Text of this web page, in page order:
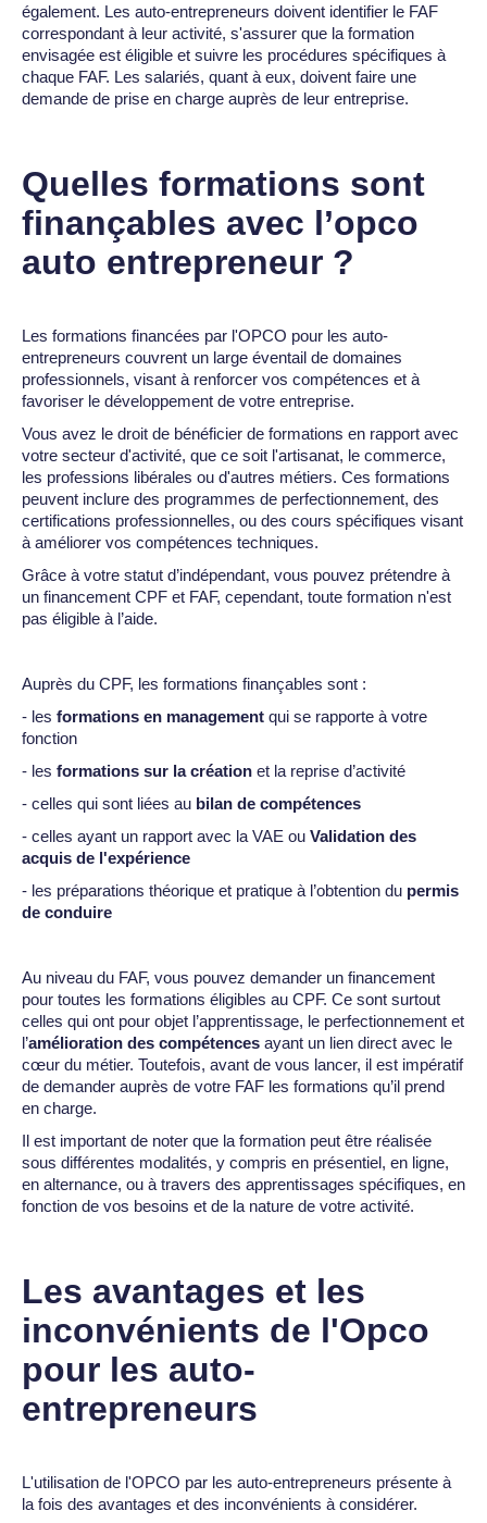
également. Les auto-entrepreneurs doivent identifier le FAF
correspondant à leur activité, s'assurer que la formation
envisagée est éligible et suivre les procédures spécifiques à
chaque FAF. Les salariés, quant à eux, doivent faire une
demande de prise en charge auprès de leur entreprise.
Quelles formations sont
finançables avec l’opco
auto entrepreneur ?
Les formations financées par l'OPCO pour les auto-
entrepreneurs couvrent un large éventail de domaines
professionnels, visant à renforcer vos compétences et à
favoriser le développement de votre entreprise.
Vous avez le droit de bénéficier de formations en rapport avec
votre secteur d'activité, que ce soit l'artisanat, le commerce,
les professions libérales ou d'autres métiers. Ces formations
peuvent inclure des programmes de perfectionnement, des
certifications professionnelles, ou des cours spécifiques visant
à améliorer vos compétences techniques.
Grâce à votre statut d’indépendant, vous pouvez prétendre à
un financement CPF et FAF, cependant, toute formation n'est
pas éligible à l’aide.
Auprès du CPF, les formations finançables sont :
- les formations en management qui se rapporte à votre
fonction
- les formations sur la création et la reprise d’activité
- celles qui sont liées au bilan de compétences
- celles ayant un rapport avec la VAE ou Validation des
acquis de l'expérience
- les préparations théorique et pratique à l’obtention du permis
de conduire
Au niveau du FAF, vous pouvez demander un financement
pour toutes les formations éligibles au CPF. Ce sont surtout
celles qui ont pour objet l’apprentissage, le perfectionnement et
l’amélioration des compétences ayant un lien direct avec le
cœur du métier. Toutefois, avant de vous lancer, il est impératif
de demander auprès de votre FAF les formations qu’il prend
en charge.
‍Il est important de noter que la formation peut être réalisée
sous différentes modalités, y compris en présentiel, en ligne,
en alternance, ou à travers des apprentissages spécifiques, en
fonction de vos besoins et de la nature de votre activité.
Les avantages et les
inconvénients de l'Opco
pour les auto-
entrepreneurs
L'utilisation de l'OPCO par les auto-entrepreneurs présente à
la fois des avantages et des inconvénients à considérer.